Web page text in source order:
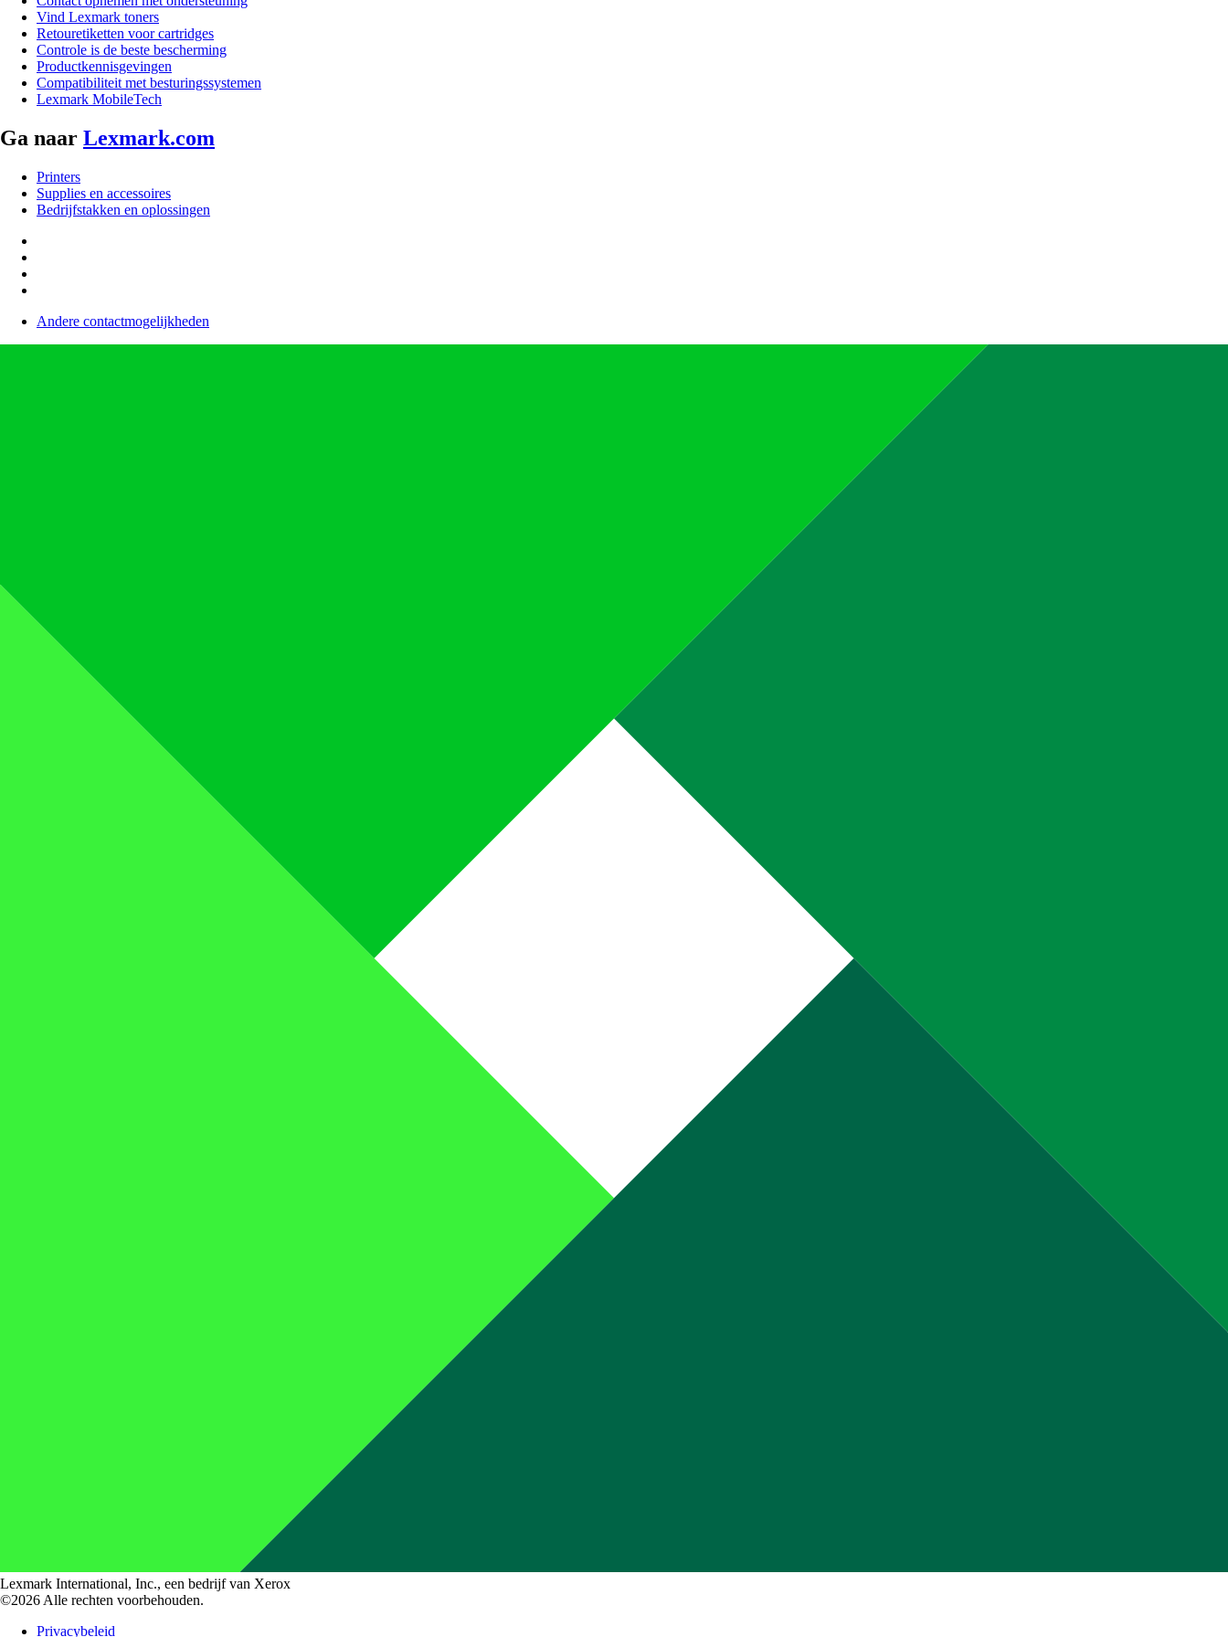
Vind Lexmark toners
Retouretiketten voor cartridges
Controle is de beste bescherming
Productkennisgevingen
Compatibiliteit met besturingssystemen
Lexmark MobileTech
Ga naar Lexmark.com
Printers
Supplies en accessoires
Bedrijfstakken en oplossingen
Andere contactmogelijkheden
Lexmark International, Inc., een bedrijf van Xerox
©2026 Alle rechten voorbehouden.
Privacybeleid